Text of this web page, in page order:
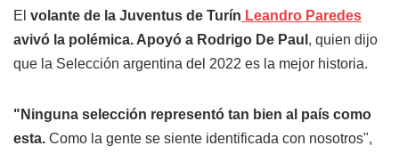
El volante de la Juventus de Turín Leandro Paredes
avivó la polémica. Apoyó a Rodrigo De Paul , quien dijo
que la Selección argentina del 2022 es la mejor historia.
"Ninguna selección representó tan bien al país como
esta. Como la gente se siente identificada con nosotros",